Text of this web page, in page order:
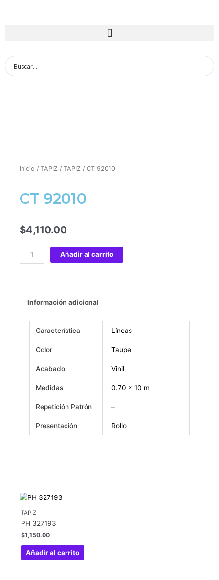
Inicio / TAPIZ / TAPIZ / CT 92010
CT 92010
$4,110.00
Añadir al carrito
Información adicional
Característica Líneas
Color Taupe
Acabado Vinil
Medidas 0.70 x 10 m
Repetición Patrón –
Presentación Rollo
TAPIZ
PH 327193
$1,150.00
Añadir al carrito